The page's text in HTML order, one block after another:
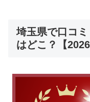
埼玉県で口コ
はどこ？【2026